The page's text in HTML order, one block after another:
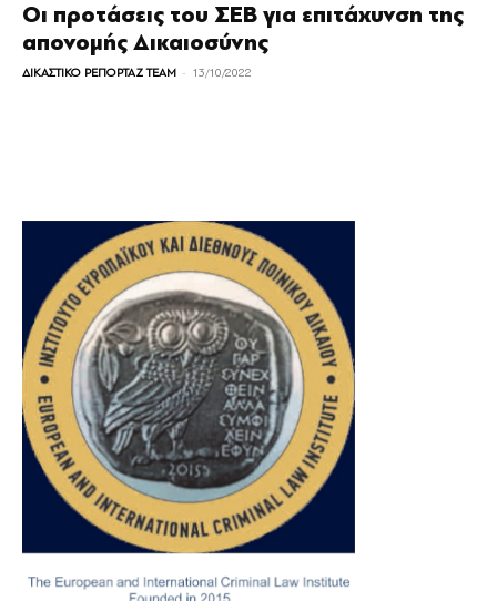
Οι προτάσεις του ΣΕΒ για επιτάχυνση της
απονομής Δικαιοσύνης
ΔΙΚΑΣΤΙΚΟ ΡΕΠΟΡΤΑΖ TEAM - 13/10/2022